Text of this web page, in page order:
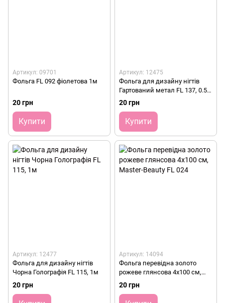
Артикул: 09701
Фольга FL 092 фіолетова 1м
20 грн
Купити
Артикул: 12475
Фольга для дизайну нігтів
Гартований метал FL 137, 0.5м
Master-Beauty
20 грн
Купити
Артикул: 12477
Фольга для дизайну нігтів
Чорна Голографія FL 115, 1м
20 грн
Артикул: 14094
Фольга перевідна золото
рожеве глянсова 4х100 см,
Master-Beauty FL 024
20 грн